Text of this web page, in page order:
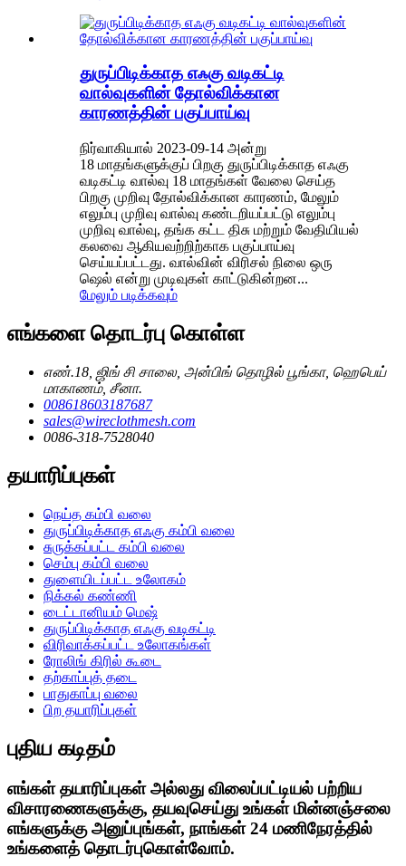
துருப்பிடிக்காத எஃகு வடிகட்டி
வால்வுகளின் தோல்விக்கான
காரணத்தின் பகுப்பாய்வு
நிர்வாகியால் 2023-09-14 அன்று
18 மாதங்களுக்குப் பிறகு துருப்பிடிக்காத எஃகு
வடிகட்டி வால்வு 18 மாதங்கள் வேலை செய்த
பிறகு முறிவு தோல்விக்கான காரணம், மேலும்
எலும்பு முறிவு வால்வு கண்டறியப்பட்டு எலும்பு
முறிவு வால்வு, தங்க கட்ட திசு மற்றும் வேதியியல்
கலவை ஆகியவற்றிற்காக பகுப்பாய்வு
செய்யப்பட்டது. வால்வின் விரிசல் நிலை ஒரு
ஷெல் என்று முடிவுகள் காட்டுகின்றன...
மேலும் படிக்கவும்
எங்களை தொடர்பு கொள்ள
எண்.18, ஜிங் சி சாலை, அன்பிங் தொழில் பூங்கா, ஹெபெய்
மாகாணம், சீனா.
008618603187687
sales@wireclothmesh.com
0086-318-7528040
தயாரிப்புகள்
நெய்த கம்பி வலை
துருப்பிடிக்காத எஃகு கம்பி வலை
சுருக்கப்பட்ட கம்பி வலை
செம்பு கம்பி வலை
துளையிடப்பட்ட உலோகம்
நிக்கல் கண்ணி
டைட்டானியம் மெஷ்
துருப்பிடிக்காத எஃகு வடிகட்டி
விரிவாக்கப்பட்ட உலோகங்கள்
ரோலிங் கிரில் கூடை
தற்காப்புத் தடை
பாதுகாப்பு வலை
பிற தயாரிப்புகள்
புதிய கடிதம்
எங்கள் தயாரிப்புகள் அல்லது விலைப்பட்டியல் பற்றிய
விசாரணைகளுக்கு, தயவுசெய்து உங்கள் மின்னஞ்சலை
எங்களுக்கு அனுப்புங்கள், நாங்கள் 24 மணிநேரத்தில்
உங்களைத் தொடர்புகொள்வோம்.